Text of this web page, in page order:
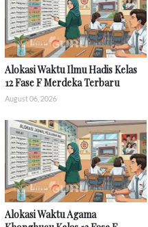
Alokasi Waktu Ilmu Hadis Kelas
12 Fase F Merdeka Terbaru
August 06, 2026
Alokasi Waktu Agama